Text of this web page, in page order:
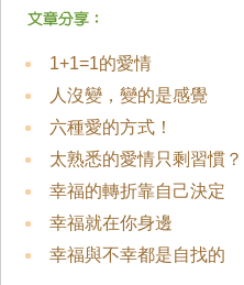
1+1=1的愛情
人沒變，變的是感覺
六種愛的方式！
太熟悉的愛情只剩習慣？
幸福的轉折靠自己決定
幸福就在你身邊
幸福與不幸都是自找的